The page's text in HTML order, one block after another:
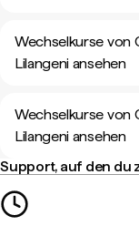
Wechselkurse von
Lilangeni ansehen
Wechselkurse von
Lilangeni ansehen
Support, auf den du